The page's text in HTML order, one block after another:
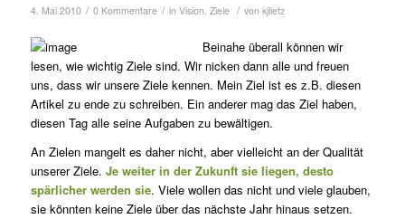
4. Mai 2010 / 0 Kommentare / in Vision, Ziele / von kjlietz
Beinahe überall können wir
lesen, wie wichtig Ziele sind. Wir nicken dann alle und freuen
uns, dass wir unsere Ziele kennen. Mein Ziel ist es z.B. diesen
Artikel zu ende zu schreiben. Ein anderer mag das Ziel haben,
diesen Tag alle seine Aufgaben zu bewältigen.
An Zielen mangelt es daher nicht, aber vielleicht an der Qualität
unserer Ziele. Je weiter in der Zukunft sie liegen, desto
spärlicher werden sie. Viele wollen das nicht und viele glauben,
sie könnten keine Ziele über das nächste Jahr hinaus setzen.